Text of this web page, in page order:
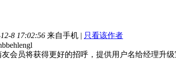
8 17:02:56 来自手机 | 只看该作者
会员将获得更好的招呼，提供用户名给经理升